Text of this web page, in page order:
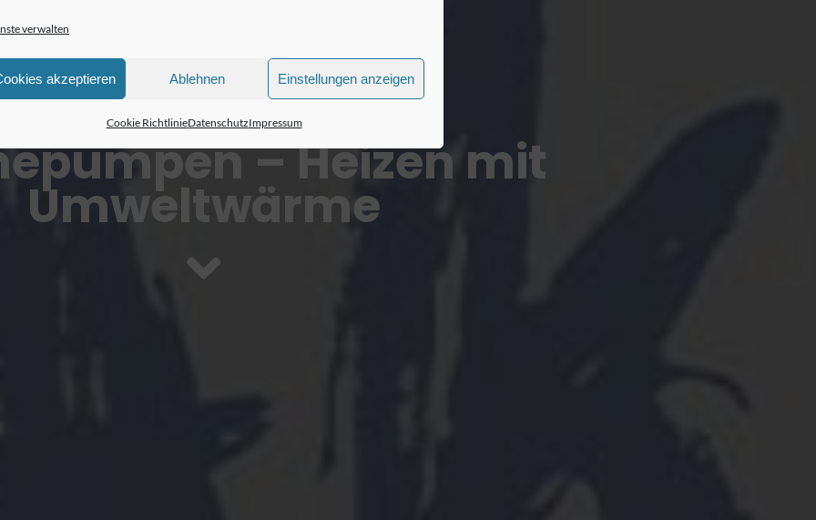
verwalten
akzeptieren Ablehnen Einstellungen anzeigen
Cookie RichtlinieDatenschutzImpressum
– Heizen mit
Umweltwärme